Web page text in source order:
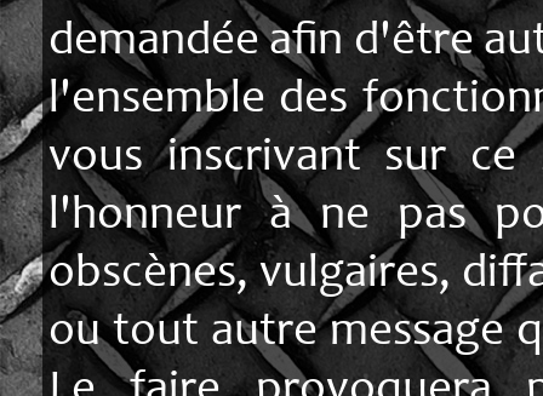
demandée afin d'être
l'ensemble des
vous inscrivant sur ce
l'honneur à ne pas
obscènes, vulgaires,
ou tout autre message